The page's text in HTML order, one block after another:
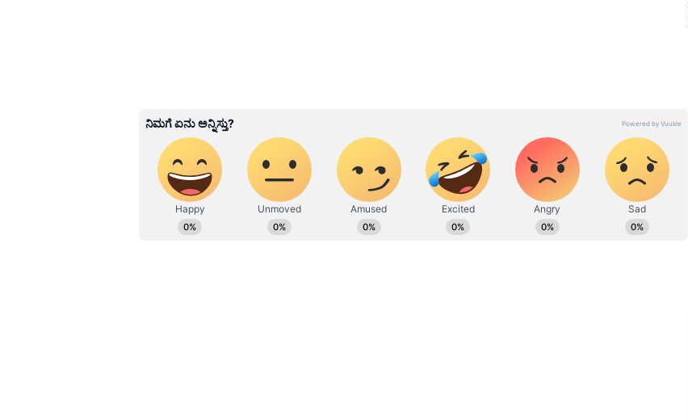
ಅನ್ನು ನಿಧಾನವಾಗಿ ತಿರುಗಿಸಿ ಹೊರಗೆ ತೆಗೆಯಿರಿ. ಅದರಲ್ಲಿ ಸಾಕಷ್ಟು ನಾಣ್ಯಗಳು, ಹೇರ್ ಪಿನ್‌ಗಳು, ದಾರಗಳು
ಮತ್ತು ಕೆಸರಿನಂತಹ ಕೊಳೆ ಜಮೆಯಾಗಿರುವುದನ್ನು ನೀವು ನೋಡಬಹುದು. ಇದನ್ನು ಟೂತ್ ಬ್ರಷ್ ಮತ್ತು ಡಿಶ್
ಸೋಪ್ ಸಹಾಯದಿಂದ ಚೆನ್ನಾಗಿ ತೊಳೆದು ಪುನಃ ಫಿಕ್ಸ್ ಮಾಡಿ.
Related Articles